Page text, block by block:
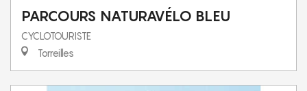
PARCOURS NATURAVÉLO BLEU
CYCLOTOURISTE
Torreilles